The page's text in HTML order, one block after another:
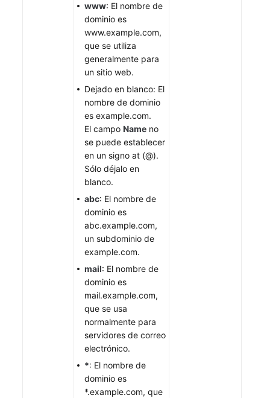
www: El nombre de
dominio es
www.example.com,
que se utiliza
generalmente para
un sitio web.
Dejado en blanco: El
nombre de dominio
es example.com.
El campo Name no
se puede establecer
en un signo at (@).
Sólo déjalo en
blanco.
abc: El nombre de
dominio es
abc.example.com,
un subdominio de
example.com.
mail: El nombre de
dominio es
mail.example.com,
que se usa
normalmente para
servidores de correo
electrónico.
*: El nombre de
dominio es
*.example.com, que